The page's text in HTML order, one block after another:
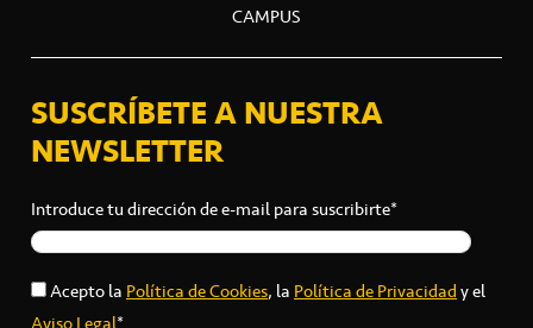
CAMPUS
SUSCRÍBETE A NUESTRA
NEWSLETTER
Introduce tu dirección de e-mail para suscribirte*
Acepto laPolítica de Cookies, laPolítica de Privacidady el